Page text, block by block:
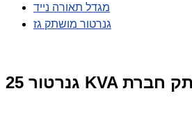
מגדל תאורה נייד
גנרטור מושתק גז